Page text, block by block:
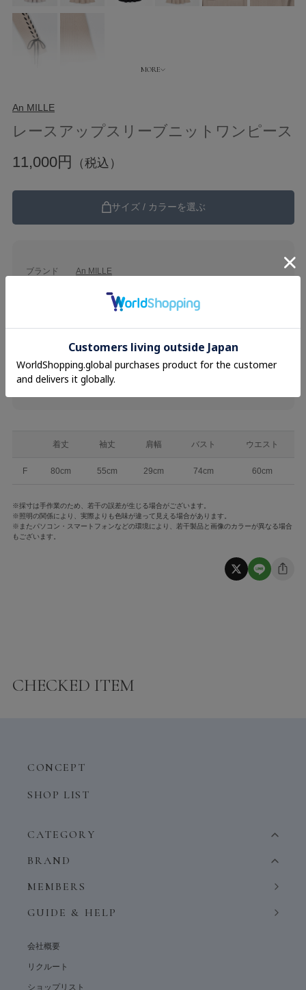
An MILLE
レースアップスリーブニットワンピース
11,000円
（税込）
サイズ / カラーを選ぶ
ブランド An MILLE
Onepiece
素材 レーヨン50％ ポリエステル28％ ナイロン22％
レースアップスリーブニットワンピース
品番 ANG-049
着丈 袖丈 肩幅 バスト ウエスト
F 80cm 55cm 29cm 74cm 60cm
※採寸は手作業のため、若干の誤差が生じる場合がございます。
※照明の関係により、実際よりも色味が違って見える場合があります。
※またパソコン・スマートフォンなどの環境により、若干製品と画像のカラーが異なる場合
もございます。
CHECKED ITEM
CONCEPT
SHOP LIST
CATEGORY
BRAND
MEMBERS
GUIDE & HELP
会社概要
リクルート
ショップリスト